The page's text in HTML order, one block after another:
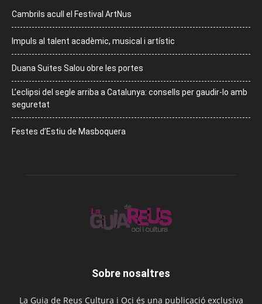
Cambrils acull el Festival ArtNus
Impuls al talent acadèmic, musical i artístic
Duana Suites Salou obre les portes
L’eclipsi del segle arriba a Catalunya: consells per gaudir-lo amb
seguretat
Festes d’Estiu de Masboquera
Sobre nosaltres
La Guia de Reus Cultura i Oci és una publicació exclusiva